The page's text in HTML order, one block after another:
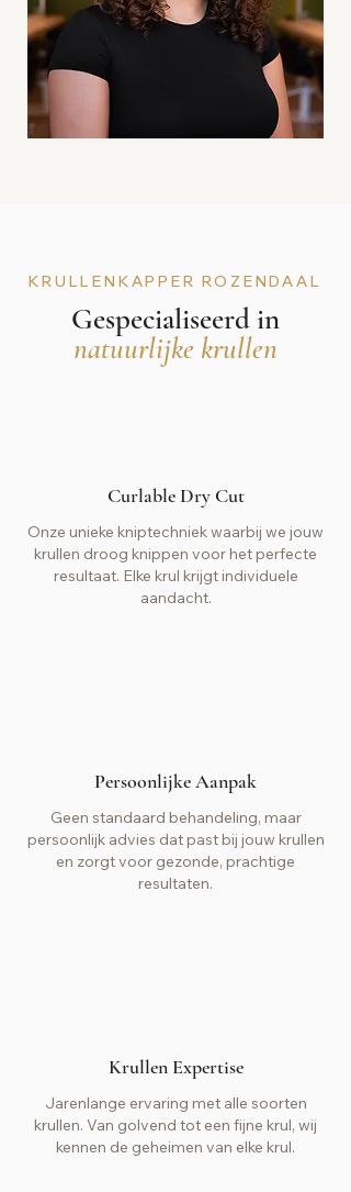
KRULLENKAPPER ROZENDAAL
Gespecialiseerd in
natuurlijke krullen
Curlable Dry Cut
Onze unieke kniptechniek waarbij we jouw
krullen droog knippen voor het perfecte
resultaat. Elke krul krijgt individuele
aandacht.
Persoonlijke Aanpak
Geen standaard behandeling, maar
persoonlijk advies dat past bij jouw krullen
en zorgt voor gezonde, prachtige
resultaten.
Krullen Expertise
Jarenlange ervaring met alle soorten
krullen. Van golvend tot een fijne krul, wij
kennen de geheimen van elke krul.